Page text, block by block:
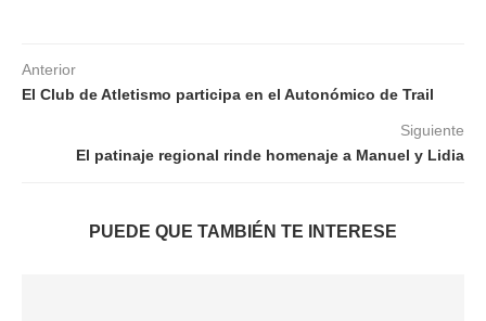
Anterior
El Club de Atletismo participa en el Autonómico de Trail
Siguiente
El patinaje regional rinde homenaje a Manuel y Lidia
PUEDE QUE TAMBIÉN TE INTERESE